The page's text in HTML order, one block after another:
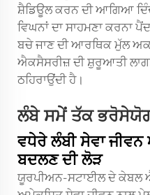
ਸ਼ੈਡਿਊਲ ਕਰਨ ਦੀ ਆਗਿਆ
ਵਿਘਨਾਂ ਦਾ ਸਾਹਮਣਾ ਕਰਨਾ
ਬਚੇ ਜਾਣ ਦੀ ਆਰਥਿਕ ਮੁੱਲ
ਐਕਸੈਸਰੀਜ਼ ਦੀ ਸ਼ੁਰੂਆਤੀ
ਠਹਿਰਾਉਂਦੀ ਹੈ।
ਲੰਬੇ ਸਮੇਂ ਤੱਕ
ਵਧੇਰੇ ਲੰਬੀ ਸੇਵਾ
ਬਦਲਣ ਦੀ ਲੋੜ
ਯੂਰਪੀਅਨ-ਸਟਾਈਲ ਦੇ ਕੇਬਲ